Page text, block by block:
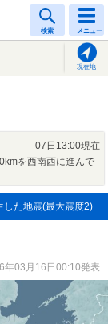
検索 メニュー
現在地
07日13:00現在
を西南西に進んで
した地震(最大震度2)
年03月16日00:10発表